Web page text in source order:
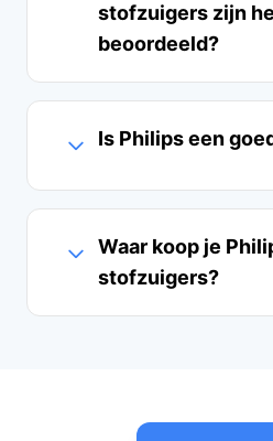
stofzuigers zijn
beoordeeld?
Is Philips een
Waar koop je
stofzuigers?